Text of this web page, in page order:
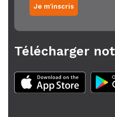
Je m'inscris
Télécharger